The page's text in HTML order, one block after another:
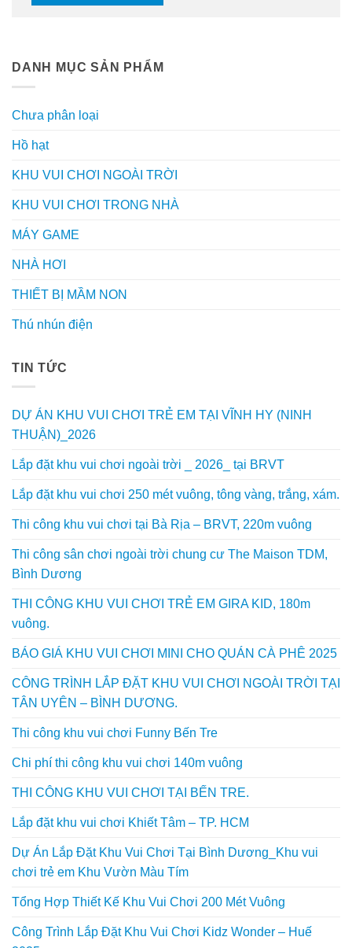
DANH MỤC SẢN PHẨM
Chưa phân loại
Hồ hạt
KHU VUI CHƠI NGOÀI TRỜI
KHU VUI CHƠI TRONG NHÀ
MÁY GAME
NHÀ HƠI
THIẾT BỊ MẦM NON
Thú nhún điện
TIN TỨC
DỰ ÁN KHU VUI CHƠI TRẺ EM TẠI VĨNH HY (NINH
THUẬN)_2026
Lắp đặt khu vui chơi ngoài trời _ 2026_ tại BRVT
Lắp đặt khu vui chơi 250 mét vuông, tông vàng, trắng, xám.
Thi công khu vui chơi tại Bà Rịa – BRVT, 220m vuông
Thi công sân chơi ngoài trời chung cư The Maison TDM,
Bình Dương
THI CÔNG KHU VUI CHƠI TRẺ EM GIRA KID, 180m
vuông.
BÁO GIÁ KHU VUI CHƠI MINI CHO QUÁN CÀ PHÊ 2025
CÔNG TRÌNH LẮP ĐẶT KHU VUI CHƠI NGOÀI TRỜI TẠI
TÂN UYÊN – BÌNH DƯƠNG.
Thi công khu vui chơi Funny Bến Tre
Chi phí thi công khu vui chơi 140m vuông
THI CÔNG KHU VUI CHƠI TẠI BẾN TRE.
Lắp đặt khu vui chơi Khiết Tâm – TP. HCM
Dự Án Lắp Đặt Khu Vui Chơi Tại Bình Dương_Khu vui
chơi trẻ em Khu Vườn Màu Tím
Tổng Hợp Thiết Kế Khu Vui Chơi 200 Mét Vuông
Công Trình Lắp Đặt Khu Vui Chơi Kidz Wonder – Huế